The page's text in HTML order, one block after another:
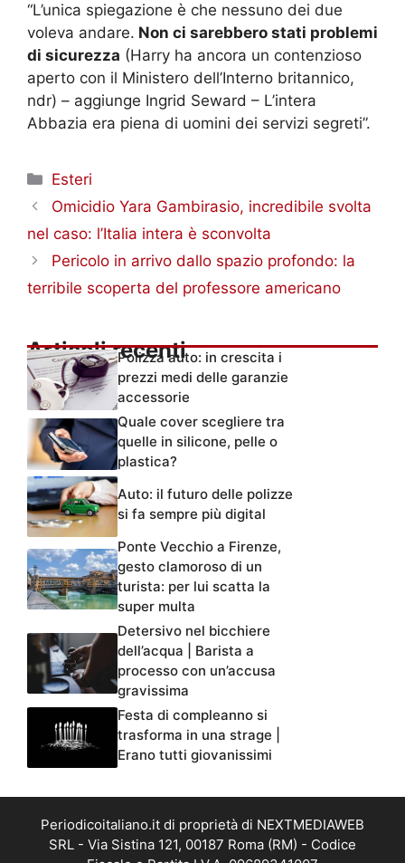
“L’unica spiegazione è che nessuno dei due
voleva andare. Non ci sarebbero stati problemi
di sicurezza (Harry ha ancora un contenzioso
aperto con il Ministero dell’Interno britannico,
ndr) – aggiunge Ingrid Seward – L’intera
Abbazia era piena di uomini dei servizi segreti”.
Categorie
Esteri
Omicidio Yara Gambirasio, incredibile svolta
nel caso: l’Italia intera è sconvolta
Pericolo in arrivo dallo spazio profondo: la
terribile scoperta del professore americano
Articoli recentiPolizza auto: in crescita i
prezzi medi delle garanzie
accessorie
Quale cover scegliere tra
quelle in silicone, pelle o
plastica?
Auto: il futuro delle polizze
si fa sempre più digital
Ponte Vecchio a Firenze,
gesto clamoroso di un
turista: per lui scatta la
super multa
Detersivo nel bicchiere
dell’acqua | Barista a
processo con un’accusa
gravissima
Festa di compleanno si
trasforma in una strage |
Erano tutti giovanissimi
Periodicoitaliano.it di proprietà di NEXTMEDIAWEB
SRL - Via Sistina 121, 00187 Roma (RM) - Codice